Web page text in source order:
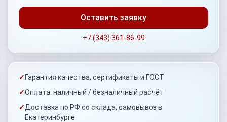
Оставить заявку
+7 (343) 361-86-99
✓ Гарантия качества, сертификаты и ГОСТ
✓Оплата: наличный / безналичный расчёт
✓Доставка по РФ со склада, самовывоз в
Екатеринбурге